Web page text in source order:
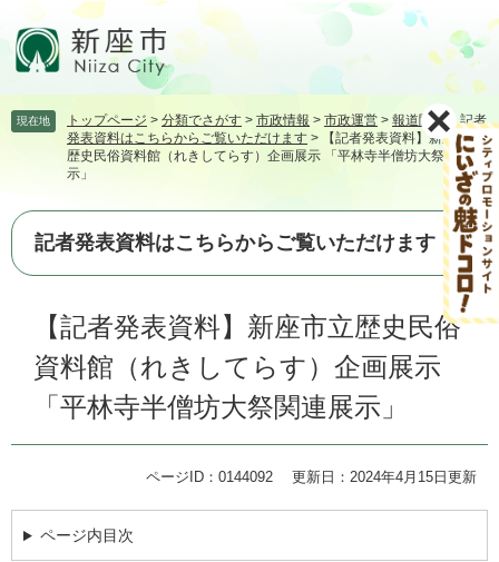
頭飛
本
へ
現在地 トップページ > 分類でさがす > 市政情報 > 市政運営 > 報道関係>記者
発表資料はこちらからご覧いただけます >
【記者発表資料】新座市立
歴史民俗資料館（れきしてらす）企画展示 「平林寺半僧坊大祭関連展
示」
記者発表資料はこちらからご覧いただけます
【記者発表資料】新座市立歴史民俗
資料館（れきしてらす）企画展示
「平林寺半僧坊大祭関連展示」
ページID：0144092 更新日：2024年4月15日更新
ページ内目次